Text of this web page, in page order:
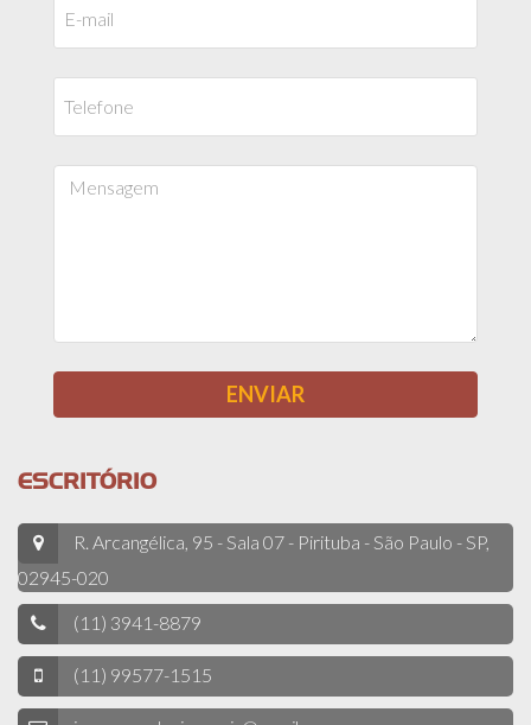
ESCRITÓRIO
R. Arcangélica, 95 - Sala 07 - Pirituba - São Paulo - SP,
02945-020
(11) 3941-8879
(11) 99577-1515